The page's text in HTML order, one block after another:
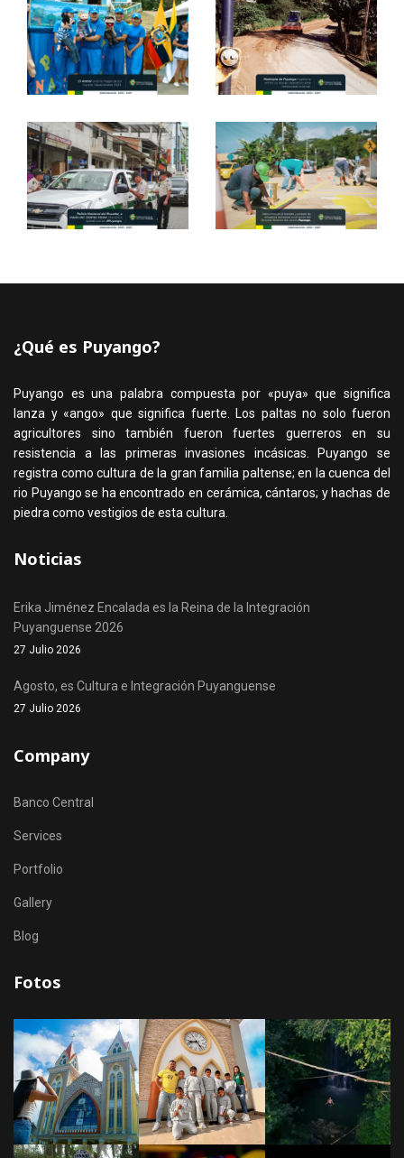
¿Qué es Puyango?
Puyango es una palabra compuesta por «puya» que significa
lanza y «ango» que significa fuerte. Los paltas no solo fueron
agricultores sino también fueron fuertes guerreros en su
resistencia a las primeras invasiones incásicas. Puyango se
registra como cultura de la gran familia paltense; en la cuenca del
rio Puyango se ha encontrado en cerámica, cántaros; y hachas de
piedra como vestigios de esta cultura.
Noticias
Erika Jiménez Encalada es la Reina de la Integración
Puyanguense 2026
27 Julio 2026
Agosto, es Cultura e Integración Puyanguense
27 Julio 2026
Company
Banco Central
Services
Portfolio
Gallery
Blog
Fotos